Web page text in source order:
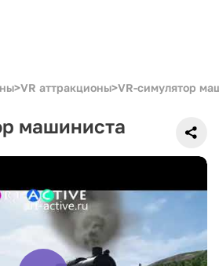
>VR аттракционы>VR-симулятор
машиниста